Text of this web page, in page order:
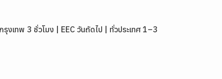
งเทพ 3 ชั่วโมง | EEC วันถัดไป | ทั่วประเทศ 1–3